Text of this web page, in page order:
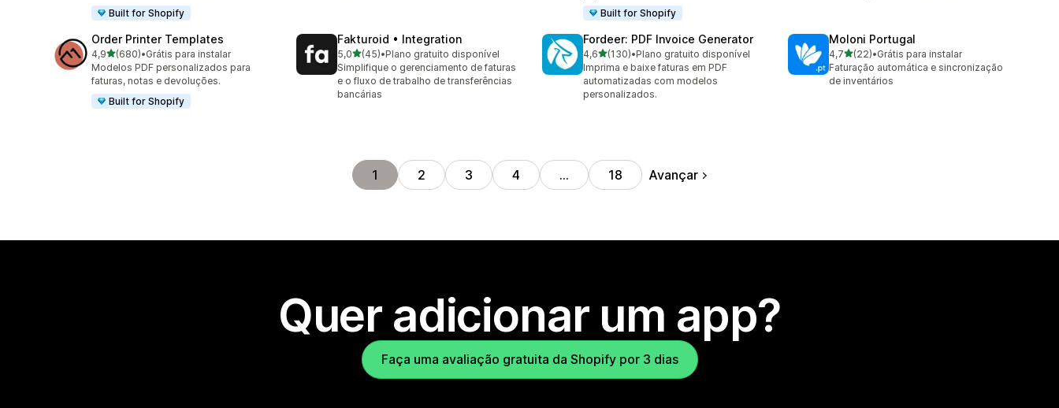
Built for Shopify
Built for Shopify
Order Printer Templates
4,9de 5 estrelas
(680)
680 avaliações ao todo
•Grátis para instalar
Modelos PDF personalizados para
faturas, notas e devoluções.
Built for Shopify
Fakturoid • Integration
5,0de 5 estrelas
(45)
45 avaliações ao todo
•Plano gratuito disponível
Simplifique o gerenciamento de faturas
e o fluxo de trabalho de transferências
bancárias
Fordeer: PDF Invoice Generator
4,6de 5 estrelas
(130)
130 avaliações ao todo
•Plano gratuito disponível
Imprima e baixe faturas em PDF
automatizadas com modelos
personalizados.
Moloni Portugal
4,7de 5 estrelas
(22)
22 avaliações ao todo
•Grátis para instalar
Faturação automática e sincronização
de inventários
1 2 3 4 … 18 Avançar
Quer adicionar um app?
Faça uma avaliação gratuita da Shopify por 3 dias